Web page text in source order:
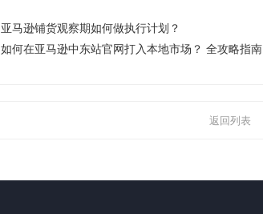
亚马逊铺货观察期如何做执行计划？
如何在亚马逊中东站官网打入本地市场？ 全攻略指南
返回列表